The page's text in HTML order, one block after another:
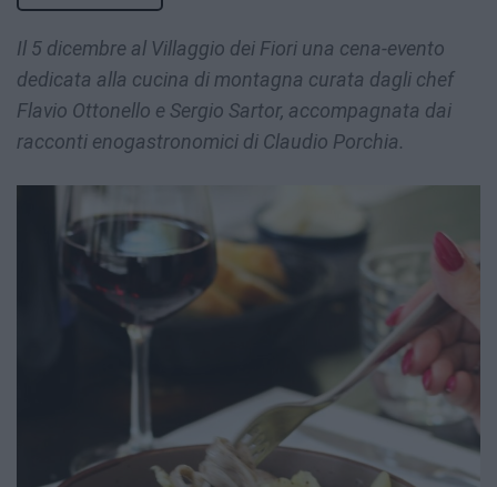
Il 5 dicembre al Villaggio dei Fiori una cena-evento
dedicata alla cucina di montagna curata dagli chef
Flavio Ottonello e Sergio Sartor, accompagnata dai
racconti enogastronomici di Claudio Porchia.